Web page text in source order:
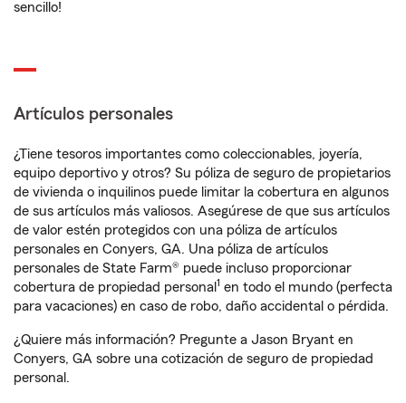
sencillo!
Artículos personales
¿Tiene tesoros importantes como coleccionables, joyería,
equipo deportivo y otros? Su póliza de seguro de propietarios
de vivienda o inquilinos puede limitar la cobertura en algunos
de sus artículos más valiosos. Asegúrese de que sus artículos
de valor estén protegidos con una póliza de artículos
personales en Conyers, GA. Una póliza de artículos
personales de State Farm® puede incluso proporcionar
cobertura de propiedad personal 1 en todo el mundo (perfecta
para vacaciones) en caso de robo, daño accidental o pérdida.
¿Quiere más información? Pregunte a Jason Bryant en
Conyers, GA sobre una cotización de seguro de propiedad
personal.